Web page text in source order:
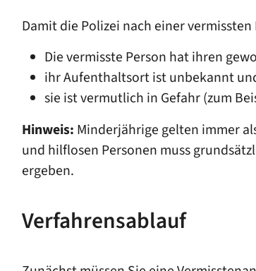
Damit die Polizei nach einer
Die vermisste Person hat ihren
ihr Aufenthaltsort ist unbekannt
sie ist vermutlich in Gefahr(zum
Hinweis: Minderjährige gelten immer
und hilflosen Personen muss
ergeben.
Verfahrensablauf